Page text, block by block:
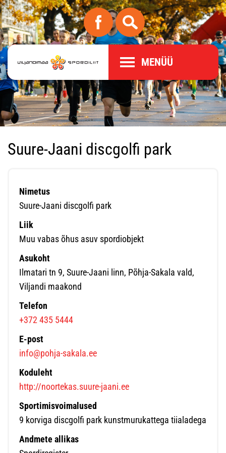
MENÜÜ
Suure-Jaani discgolfi park
Nimetus
Suure-Jaani discgolfi park
Liik
Muu vabas õhus asuv spordiobjekt
Asukoht
Ilmatari tn 9, Suure-Jaani linn, Põhja-Sakala vald,
Viljandi maakond
Telefon
+372 435 5444
E-post
info@pohja-sakala.ee
Koduleht
http://noortekas.suure-jaani.ee
Sportimisvoimalused
9 korviga discgolfi park kunstmurukattega tiialadega
Andmete allikas